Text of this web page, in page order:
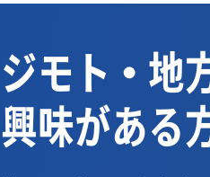
ジモト・地
興味がある